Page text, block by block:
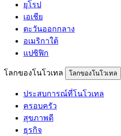
ยุโรป
เอเชีย
ตะวันออกกลาง
อเมริกาใต้
แปซิฟิก
โลกของโนโวเทล โลกของโนโวเทล
ประสบการณ์ที่โนโวเทล
ครอบครัว
สุขภาพดี
ธุรกิจ